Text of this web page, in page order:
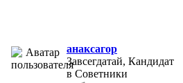
анаксагор
Завсегдатай, Кандидат
в Советники